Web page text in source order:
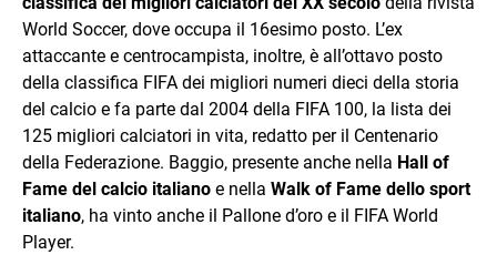
World Soccer, dove occupa il 16esimo posto. L’ex
attaccante e centrocampista, inoltre, è all’ottavo posto
della classifica FIFA dei migliori numeri dieci della storia
del calcio e fa parte dal 2004 della FIFA 100, la lista dei
125 migliori calciatori in vita, redatto per il Centenario
della Federazione. Baggio, presente anche nella Hall of
Fame del calcio italiano e nella Walk of Fame dello sport
italiano, ha vinto anche il Pallone d’oro e il FIFA World
Player.